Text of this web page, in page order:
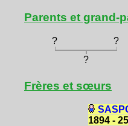
Parents et grand-
? ?
?
Frères et sœurs
1894 -